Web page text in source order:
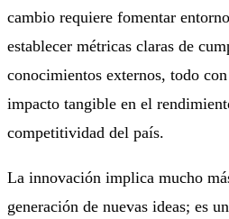
cambio requiere fomentar
establecer métricas claras de
conocimientos externos, todo
impacto tangible en el
competitividad del país.
La innovación implica mucho
generación de nuevas ideas; es